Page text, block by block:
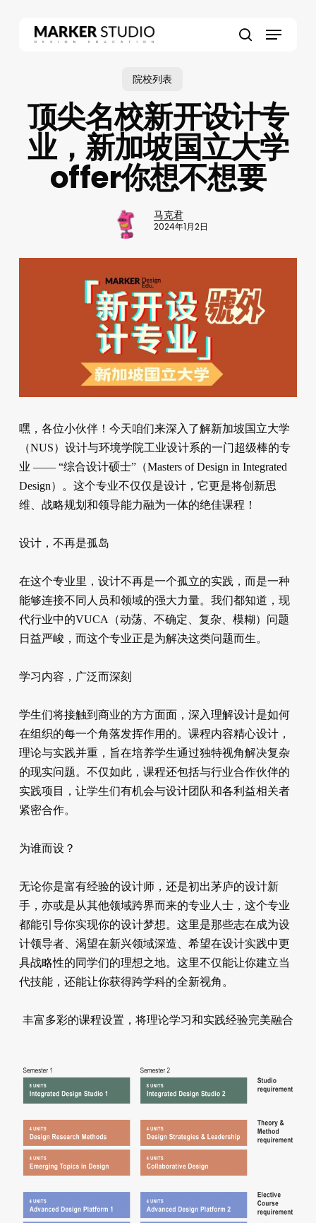
Menu
院校列表
顶尖名校新开设计专
业，新加坡国立大学
offer你想不想要
马克君
2024年1月2日
嘿，各位小伙伴！今天咱们来深入了解新加坡国立大学
（NUS）设计与环境学院工业设计系的一门超级棒的专
业 —— “综合设计硕士”（Masters of Design in Integrated
Design）。这个专业不仅仅是设计，它更是将创新思
维、战略规划和领导能力融为一体的绝佳课程！
设计，不再是孤岛
在这个专业里，设计不再是一个孤立的实践，而是一种
能够连接不同人员和领域的强大力量。我们都知道，现
代行业中的VUCA（动荡、不确定、复杂、模糊）问题
日益严峻，而这个专业正是为解决这类问题而生。
学习内容，广泛而深刻
学生们将接触到商业的方方面面，深入理解设计是如何
在组织的每一个角落发挥作用的。课程内容精心设计，
理论与实践并重，旨在培养学生通过独特视角解决复杂
的现实问题。不仅如此，课程还包括与行业合作伙伴的
实践项目，让学生们有机会与设计团队和各利益相关者
紧密合作。
为谁而设？
无论你是富有经验的设计师，还是初出茅庐的设计新
手，亦或是从其他领域跨界而来的专业人士，这个专业
都能引导你实现你的设计梦想。这里是那些志在成为设
计领导者、渴望在新兴领域深造、希望在设计实践中更
具战略性的同学们的理想之地。这里不仅能让你建立当
代技能，还能让你获得跨学科的全新视角。
丰富多彩的课程设置，将理论学习和实践经验完美融合